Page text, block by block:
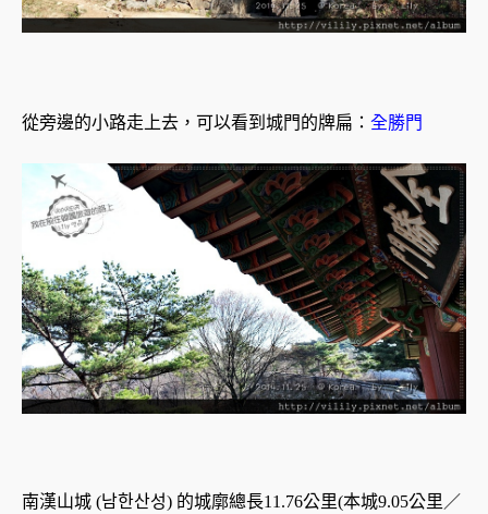
從旁邊的小路走上去，可以看到城門的牌扁： 全勝門
南漢山城 (남한산성) 的城廓總長11.76公里(本城9.05公里／